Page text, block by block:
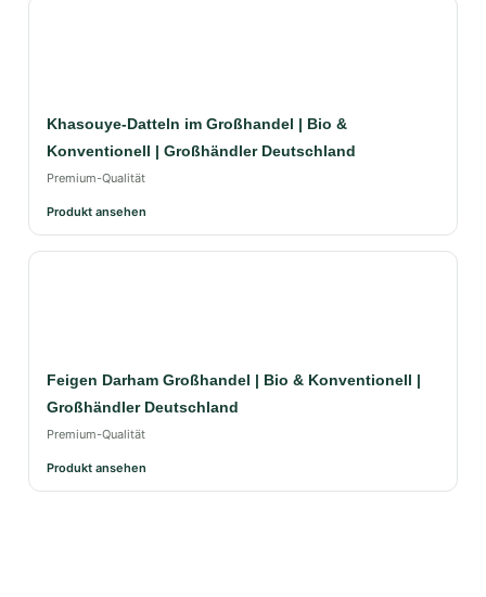
Khasouye-Datteln im Großhandel | Bio &
Konventionell | Großhändler Deutschland
Premium-Qualität
Produkt ansehen
Feigen Darham Großhandel | Bio & Konventionell |
Großhändler Deutschland
Premium-Qualität
Produkt ansehen